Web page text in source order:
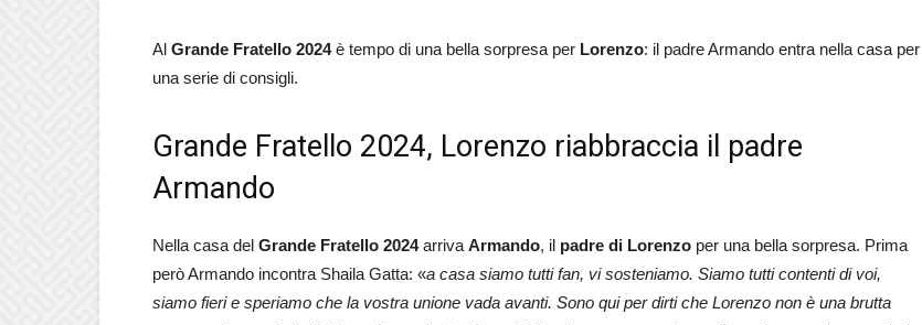
Al Grande Fratello 2024è tempo di una bella sorpresa per Lorenzo: il padre Armando entra nella casa per
una serie di consigli.
Grande Fratello 2024, Lorenzo riabbraccia il padre
Armando
Nella casa del Grande Fratello 2024arriva Armando, il padre di Lorenzo per una bella sorpresa. Prima
però Armando incontra Shaila Gatta: «a casa siamo tutti fan, vi sosteniamo. Siamo tutti contenti di voi,
siamo fieri e speriamo che la vostra unione vada avanti. Sono qui per dirti che Lorenzo non è una brutta